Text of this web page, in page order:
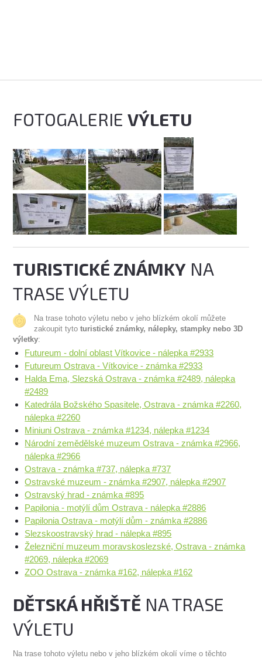
FOTOGALERIEVÝLETU
TURISTICKÉ ZNÁMKY NA
TRASE VÝLETU
Na trase tohoto výletu nebo v jeho blízkém okolí můžete
zakoupit tytoturistické známky, nálepky, stampky nebo 3D
výletky:
Futureum - dolní oblast Vítkovice - nálepka #2933
Futureum Ostrava - Vítkovice - známka #2933
Halda Ema, Slezská Ostrava - známka #2489, nálepka
#2489
Katedrála Božského Spasitele, Ostrava - známka #2260,
nálepka #2260
Miniuni Ostrava - známka #1234, nálepka #1234
Národní zemědělské muzeum Ostrava - známka #2966,
nálepka #2966
Ostrava - známka #737, nálepka #737
Ostravské muzeum - známka #2907, nálepka #2907
Ostravský hrad - známka #895
Papilonia - motýlí dům Ostrava - nálepka #2886
Papilonia Ostrava - motýlí dům - známka #2886
Slezskoostravský hrad - nálepka #895
Železniční muzeum moravskoslezské, Ostrava - známka
#2069, nálepka #2069
ZOO Ostrava - známka #162, nálepka #162
DĚTSKÁ HŘIŠTĚ NA TRASE
VÝLETU
Na trase tohoto výletu nebo v jeho blízkém okolí víme o těchto